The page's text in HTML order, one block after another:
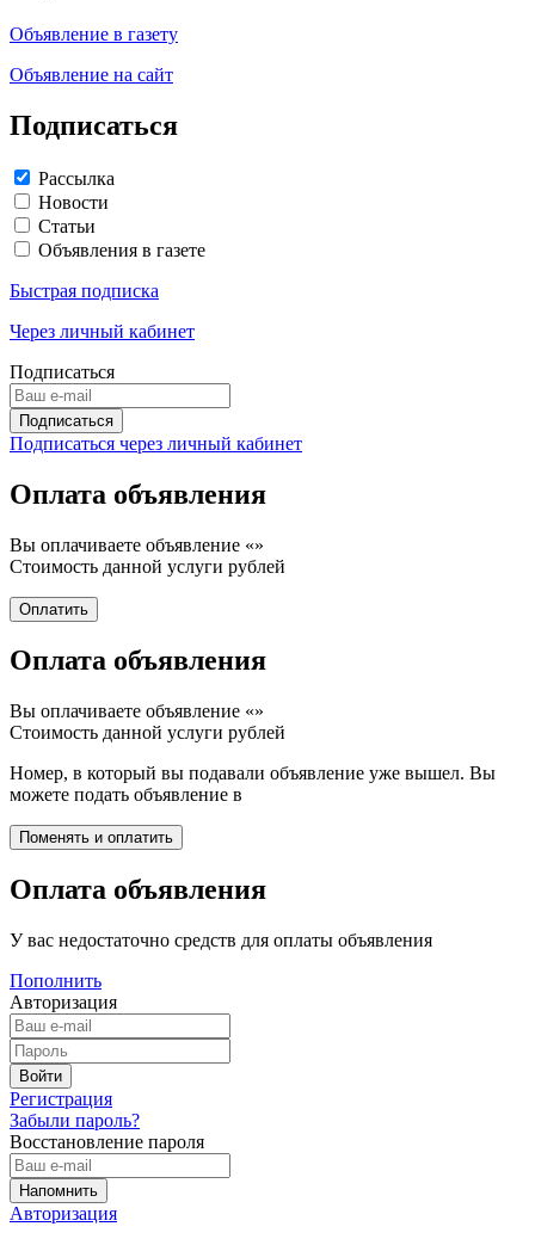
Объявление в газету
Объявление на сайт
Подписаться
Рассылка
Новости
Статьи
Объявления в газете
Быстрая подписка
Через личный кабинет
Подписаться
Подписаться через личный кабинет
Оплата объявления
Вы оплачиваете объявление «»
Стоимость данной услуги рублей
Оплата объявления
Вы оплачиваете объявление «»
Стоимость данной услуги рублей
Номер, в который вы подавали объявление уже вышел. Вы
можете подать объявление в
Оплата объявления
У вас недостаточно средств для оплаты объявления
Пополнить
Авторизация
Регистрация
Забыли пароль?
Восстановление пароля
Авторизация